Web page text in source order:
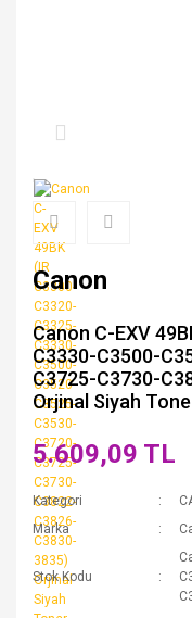
Canon
Canon C-EXV
C3330-C3500-
C3725-C3730-
Orjinal Siyah
5.609,09 TL
Kategori
Marka
Stok Kodu